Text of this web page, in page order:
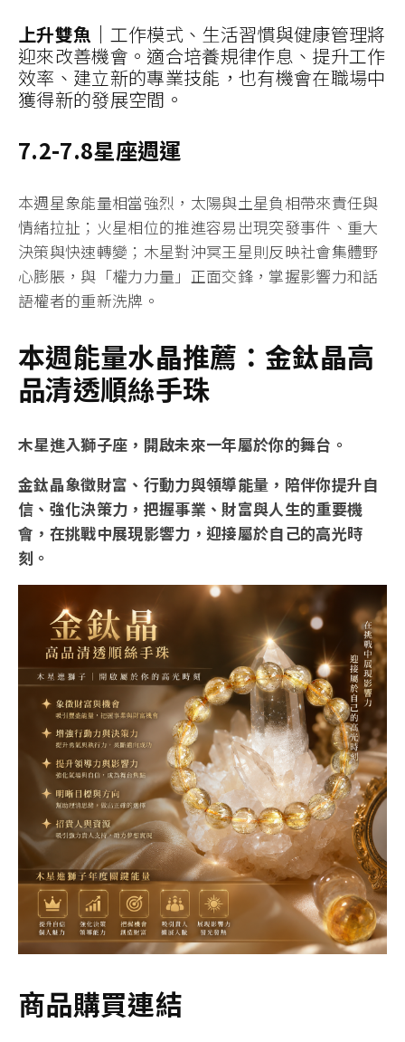
上升雙魚｜ 工作模式、生活習慣與健康管理將
迎來改善機會。適合培養規律作息、提升工作
效率、建立新的專業技能，也有機會在職場中
獲得新的發展空間。
7.2-7.8星座週運
本週星象能量相當強烈，太陽與土星負相帶來責任與
情緒拉扯；火星相位的推進容易出現突發事件、重大
決策與快速轉變；木星對沖冥王星則反映社會集體野
心膨脹，與「權力力量」正面交鋒，掌握影響力和話
語權者的重新洗牌。
本週能量水晶推薦：金鈦晶高
品清透順絲手珠
木星進入獅子座，開啟未來一年屬於你的舞台。
金鈦晶象徵財富、行動力與領導能量，陪伴你提升自
信、強化決策力，把握事業、財富與人生的重要機
會，在挑戰中展現影響力，迎接屬於自己的高光時
刻。
商品購買連結